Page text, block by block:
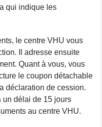
qui indique les
le centre VHU vous
Il adresse ensuite
Quant à vous, vous
le coupon détachable
déclaration de cession.
un délai de 15 jours
au centre VHU.